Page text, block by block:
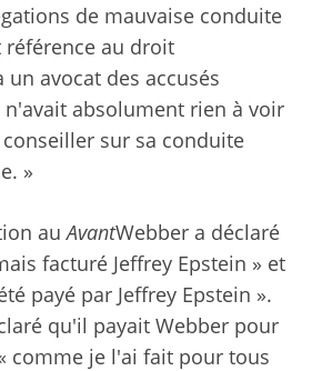
de mauvaise conduite
référence au droit
avocat des accusés
n'avait absolument rien à voir
sur sa conduite
»
auAvantWebber a déclaré
facturé Jeffrey Epstein » et
payé par Jeffrey Epstein ».
qu'il payait Webber pour
comme je l'ai fait pour tous